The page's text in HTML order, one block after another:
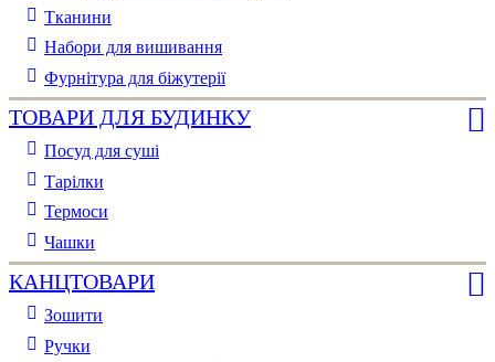
Тканини
Набори для вишивання
Фурнітура для біжутерії
ТОВАРИ ДЛЯ БУДИНКУ
Посуд для суші
Тарілки
Термоси
Чашки
КАНЦТОВАРИ
Зошити
Ручки